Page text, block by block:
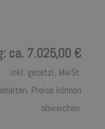
ca. 7.025,00 €
inkl. gesetzl. MwSt.
Preise können
abweichen.